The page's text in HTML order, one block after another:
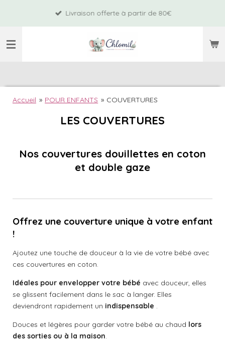
principal
Livraison offerte à partir de 80€
Accueil » POUR ENFANTS » COUVERTURES
LES COUVERTURES
Nos couvertures douillettes en coton
et double gaze
Offrez une couverture unique à votre enfant
!
Ajoutez une touche de douceur à la vie de votre bébé avec
ces couvertures en coton.
Idéales pour envelopper votre bébé avec douceur, elles
se glissent facilement dans le sac à langer. Elles
deviendront rapidement un indispensable
Douces et légères pour garder votre bébé au chaud lors
des sorties ou à la maison